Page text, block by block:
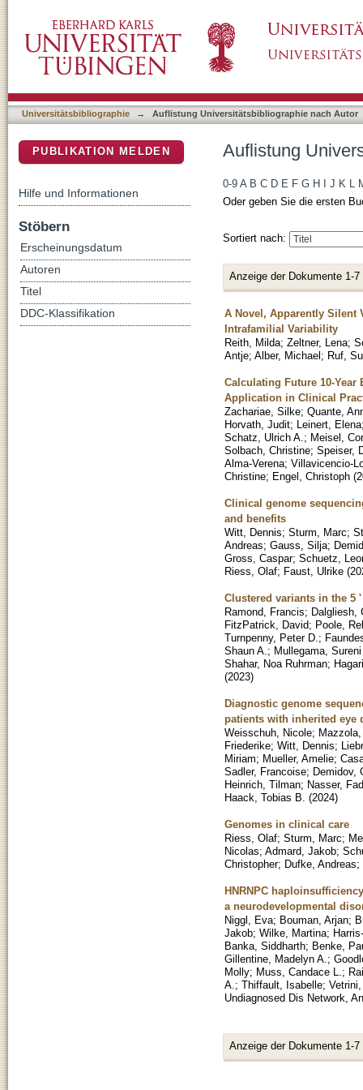
Universitätsbibliographie → Auflistung Universitätsbibliographie nach Autor
Auflistung
0-9 A B C D E F G H J K L
Oder geben Sie die ersten
Sortiert nach:
Anzeige der Dokumente 1-7
A Novel, Apparently Silent
Intrafamilial Variability
Reith, Milda; Zeltner, Lena;
Antje; Alber, Michael; Ruf,
Calculating Future 10-
Application in Clinical
Zachariae, Silke; Quante,
Horvath, Judit; Leinert, Elena
Schatz, Ulrich A. ; Meisel,
Solbach, Christine; Speiser,
Alma-Verena; Villavicencio-
Christine; Engel, Christoph (
Clinical genome
and benefits
Witt, Dennis; Sturm, Marc;
Andreas; Gauss, Silja;
Gross, Caspar; Schuetz,
Riess, Olaf; Faust, Ulrike (
Clustered variants in the 5
Ramond, Francis; Dalgliesh,
FitzPatrick, David; Poole,
Turnpenny, Peter D. ;
Shaun A. ; Mullegama,
Shahar, Noa Ruhrman;
(2023)
Diagnostic genome
patients with inherited eye
Weisschuh, Nicole;
Friederike; Witt, Dennis;
Miriam; Mueller, Amelie;
Sadler, Francoise; Demidov,
Heinrich, Tilman; Nasser,
Haack, Tobias B. (2024)
Genomes in clinical care
Riess, Olaf; Sturm, Marc;
Nicolas; Admard, Jakob;
Christopher; Dufke, Andreas;
HNRNPC
a neurodevelopmental
Niggl, Eva; Bouman, Arjan;
Jakob; Wilke, Martina;
Banka, Siddharth; Benke,
Gillentine, Madelyn A. ;
Molly; Muss, Candace L. ;
A. ; Thiffault, Isabelle;
Undiagnosed Dis Network,
Anzeige der Dokumente 1-7
PUBLIKATION MELDEN
Hilfe und Informationen
Stöbern
Erscheinungsdatum
Autoren
Titel
DDC-Klassifikation